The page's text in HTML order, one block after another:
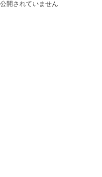
公開されていません